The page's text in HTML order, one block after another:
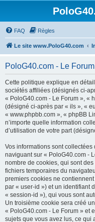
FAQ Règles
Le site www.PoloG40.com
PoloG40.com - Le
Cette politique explique en
sociétés affiliées (désignés ci-
« PoloG40.com - Le Forum », «
(désigné ci-après par « ils », «
« www.phpbb.com », « phpBB
n’importe quelle information
d’utilisation de votre part
Vos informations sont
naviguant sur « PoloG40.com -
nombre de cookies, qui sont
fichiers temporaires du
premiers cookies ne
par « user-id ») et un identifiant
« session-id »), qui vous sont
Un troisième cookie sera créé
« PoloG40.com - Le Forum » et
sujets que vous avez lus, ce qui